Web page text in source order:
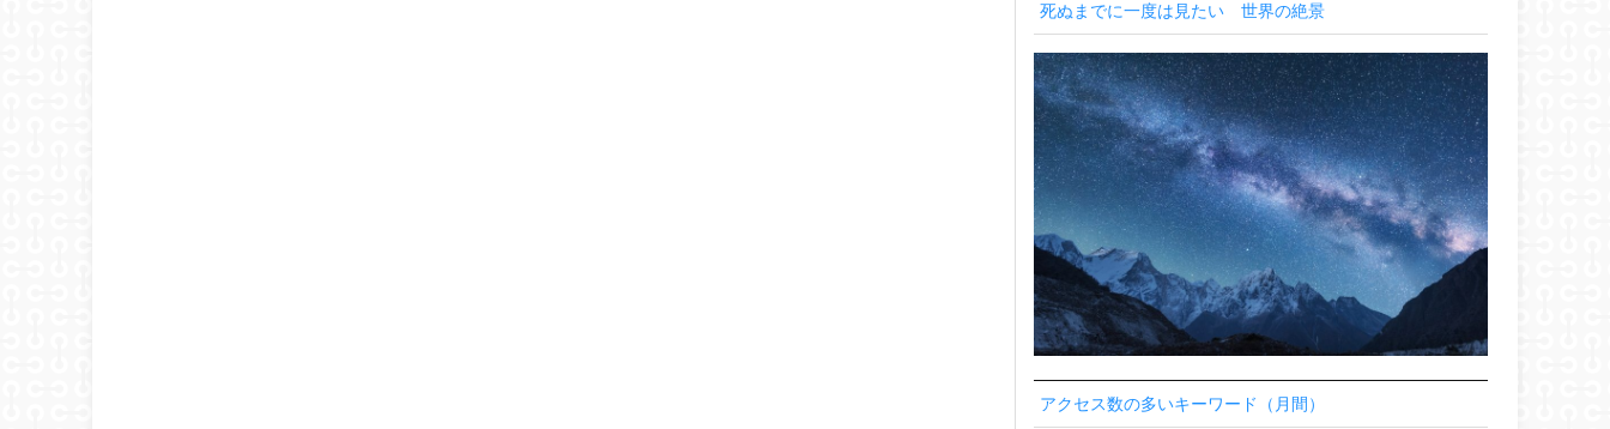
死ぬまでに一度は見たい 世界の絶景
アクセス数の多いキーワード（月間）